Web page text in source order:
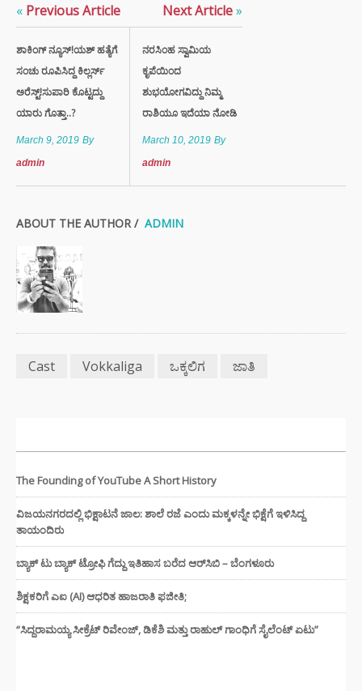
« Previous Article
ಶಾಕಿಂಗ್ ನ್ಯೂಸ್!ಯಶ್ ಹತ್ಯೆಗೆ
ಸಂಚು ರೂಪಿಸಿದ್ದ ಕಿಲ್ಲರ್ಸ್
ಅರೆಸ್ಟ್!ಸುಪಾರಿ ಕೊಟ್ಟದ್ದು
ಯಾರು ಗೊತ್ತಾ..?
March 9, 2019 By
admin
Next Article»
ನರಸಿಂಹ ಸ್ವಾಮಿಯ
ಕೃಪೆಯಿಂದ
ಶುಭಯೋಗವಿದ್ದು ನಿಮ್ಮ
ರಾಶಿಯೂ ಇದೆಯಾ ನೋಡಿ
March 10, 2019 By
admin
ABOUT THE AUTHOR / ADMIN
Cast Vokkaliga ಒಕ್ಕಲಿಗ ಜಾತಿ
The Founding of YouTube A Short History
ವಿಜಯನಗರದಲ್ಲಿ ಭಿಕ್ಷಾಟನೆ ಜಾಲ: ಶಾಲೆ ರಜೆ ಎಂದು ಮಕ್ಕಳನ್ನೇ ಭಿಕ್ಷೆಗೆ ಇಳಿಸಿದ್ದ
ತಾಯಂದಿರು
ಬ್ಯಾಕ್ ಟು ಬ್ಯಾಕ್ ಟ್ರೋಫಿ ಗೆದ್ದು ಇತಿಹಾಸ ಬರೆದ ಆರ್‌ಸಿಬಿ – ಬೆಂಗಳೂರು
ಶಿಕ್ಷಕರಿಗೆ ಎಐ (AI) ಆಧರಿತ ಹಾಜರಾತಿ ಫಜೀತಿ;
“ಸಿದ್ದರಾಮಯ್ಯ ಸೀಕ್ರೆಟ್ ರಿವೇಂಜ್‌, ಡಿಕೆಶಿ ಮತ್ತು ರಾಹುಲ್‌ ಗಾಂಧಿಗೆ ಸೈಲೆಂಟ್ ಏಟು”